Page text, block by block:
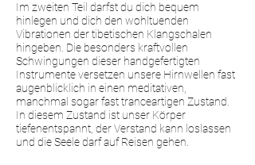
Im zweiten Teil darfst du dich bequem
hinlegen und dich den wohltuenden
Vibrationen der tibetischen Klangschalen
hingeben. Die besonders kraftvollen
Schwingungen dieser handgefertigten
Instrumente versetzen unsere Hirnwellen fast
augenblicklich in einen meditativen,
manchmal sogar fast tranceartigen Zustand.
In diesem Zustand ist unser Körper
tiefenentspannt, der Verstand kann loslassen
und die Seele darf auf Reisen gehen.